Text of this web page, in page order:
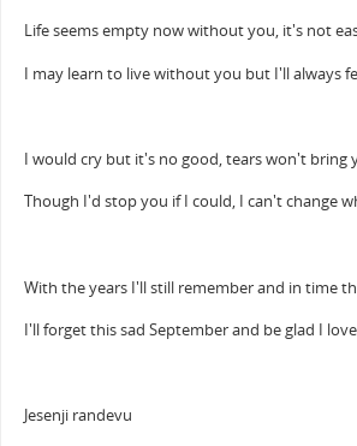
Life seems empty now without you, it's not
I may learn to live without you but I'll always
I would cry but it's no good, tears won't bring
Though I'd stop you if I could, I can't change
With the years I'll still remember and in time
I'll forget this sad September and be glad I
Jesenji randevu